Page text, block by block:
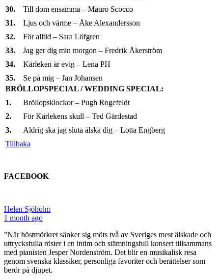
30. Till dom ensamma – Mauro Scocco
31. Ljus och värme – Åke Alexandersson
32. För alltid – Sara Löfgren
33. Jag ger dig min morgon – Fredrik Åkerström
34. Kärleken är evig – Lena PH
35. Se på mig – Jan Johansen
BRÖLLOPSPECIAL / WEDDING SPECIAL:
1. Bröllopsklockor – Pugh Rogefeldt
2. För Kärlekens skull – Ted Gärdestad
3.
Aldrig ska jag sluta älska dig – Lotta Engberg
Tillbaka
FACEBOOK
Helen Sjöholm
1 month ago
”När höstmörkret sänker sig möts två av Sveriges mest älskade och
uttrycksfulla röster i en intim och stämningsfull konsert tillsammans
med pianisten Jesper Nordenström. Det blir en musikalisk resa
genom svenska klassiker, personliga favoriter och berättelser som
berör på djupet.